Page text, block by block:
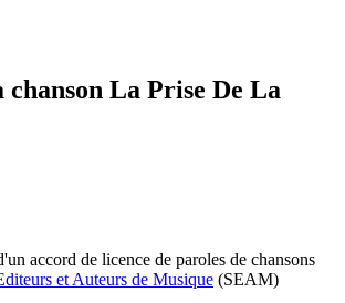
chanson La Prise De La
accord de licence de paroles de chansons
et Auteurs de Musique (SEAM)